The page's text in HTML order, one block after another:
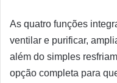
As quatro funções
ventilar e purificar,
além do simples
opção completa para